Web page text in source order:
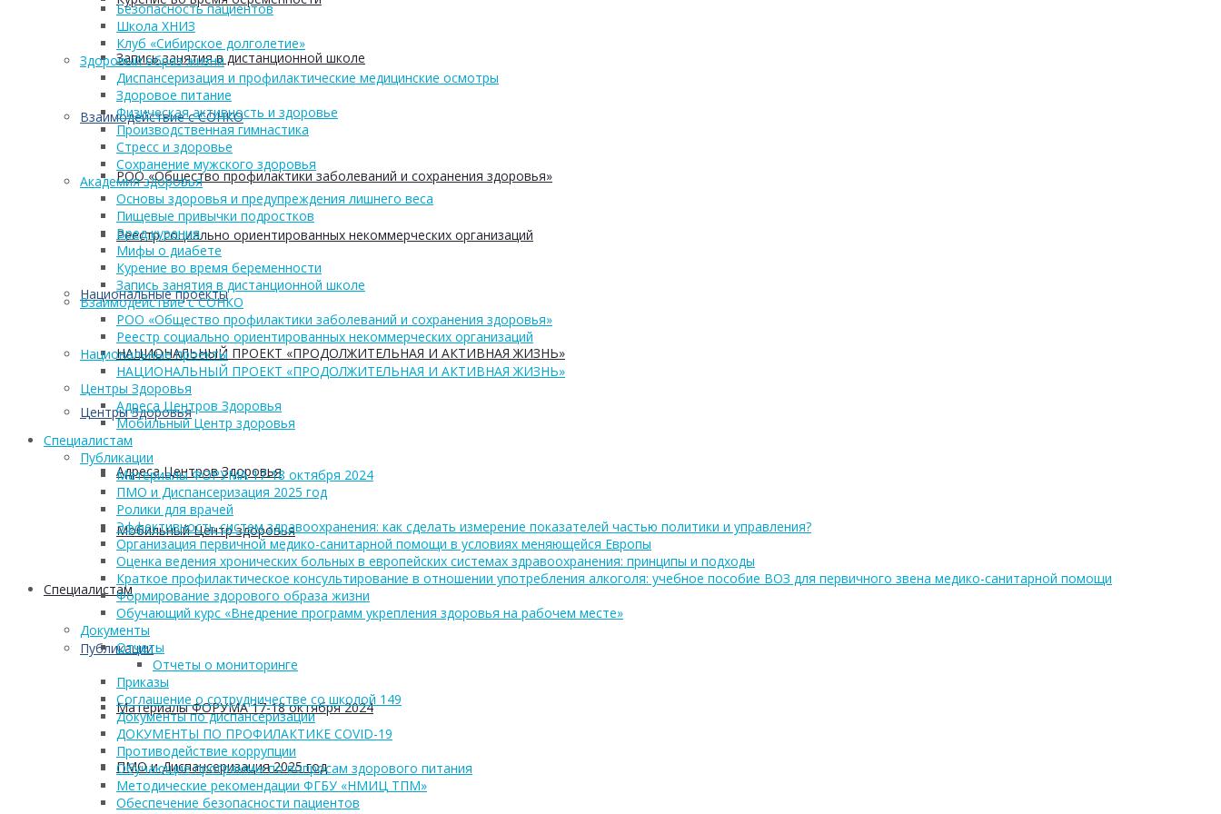
Запись занятия в дистанционной школе
Взаимодействие с СОНКО
РОО «Общество профилактики заболеваний и сохранения здоровья»
Реестр социально ориентированных некоммерческих организаций
Национальные проекты
НАЦИОНАЛЬНЫЙ ПРОЕКТ «ПРОДОЛЖИТЕЛЬНАЯ И АКТИВНАЯ ЖИЗНЬ»
Центры Здоровья
Адреса Центров Здоровья
Мобильный Центр здоровья
Cпециалистам
Публикации
Материалы ФОРУМА 17-18 октября 2024
ПМО и Диспансеризация 2025 год
Безопасность пациентов
Школа ХНИЗ
Клуб «Сибирское долголетие»
Здоровый образ жизни
Диспансеризация и профилактические медицинские осмотры
Здоровое питание
Физическая активность и здоровье
Производственная гимнастика
Стресс и здоровье
Сохранение мужского здоровья
Академия здоровья
Основы здоровья и предупреждения лишнего веса
Пищевые привычки подростков
Вред курения
Мифы о диабете
Курение во время беременности
Запись занятия в дистанционной школе
Взаимодействие с СОНКО
РОО «Общество профилактики заболеваний и сохранения здоровья»
Реестр социально ориентированных некоммерческих организаций
Национальные проекты
НАЦИОНАЛЬНЫЙ ПРОЕКТ «ПРОДОЛЖИТЕЛЬНАЯ И АКТИВНАЯ ЖИЗНЬ»
Центры Здоровья
Адреса Центров Здоровья
Мобильный Центр здоровья
Cпециалистам
Публикации
Материалы ФОРУМА 17-18 октября 2024
ПМО и Диспансеризация 2025 год
Ролики для врачей
Эффективность систем здравоохранения: как сделать измерение показателей частью политики и управления?
Организация первичной медико-санитарной помощи в условиях меняющейся Европы
Оценка ведения хронических больных в европейских системах здравоохранения: принципы и подходы
Краткое профилактическое консультирование в отношении употребления алкоголя: учебное пособие ВОЗ для первичного звена медико-санитарной помощи
Формирование здорового образа жизни
Обучающий курс «Внедрение программ укрепления здоровья на рабочем месте»
Документы
Отчеты
Отчеты о мониторинге
Приказы
Соглашение о сотрудничестве со школой 149
Документы по диспансеризации
ДОКУМЕНТЫ ПО ПРОФИЛАКТИКЕ COVID-19
Противодействие коррупции
Обучающие программы по вопросам здорового питания
Методические рекомендации ФГБУ «НМИЦ ТПМ»
Обеспечение безопасности пациентов